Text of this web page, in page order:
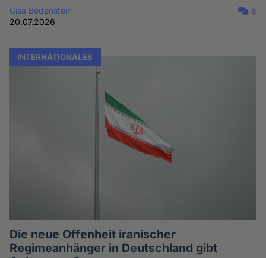
Gisa Bodenstein
20.07.2026
8
INTERNATIONALES
Die neue Offenheit iranischer
Regimeanhänger in Deutschland gibt